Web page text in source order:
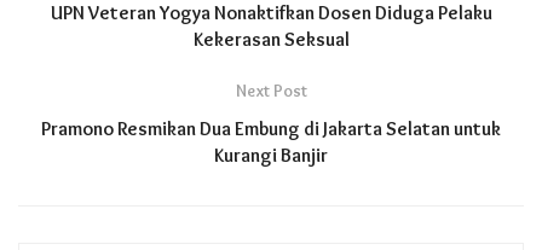
UPN Veteran Yogya Nonaktifkan Dosen Diduga Pelaku
Kekerasan Seksual
Next Post
Pramono Resmikan Dua Embung di Jakarta Selatan untuk
Kurangi Banjir